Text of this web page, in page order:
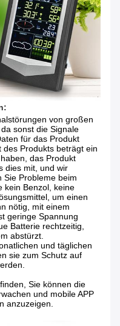
von großen
sonst die Signale
für das Produkt
Produkts beträgt ein
das Produkt
dies mit, und wir
Sie Probleme beim
kein Benzol, keine
um einen
nötig, mit einem
geringe Spannung
Batterie rechtzeitig,
abstürzt.
und täglichen
sie zum Schutz auf
Sie können die
und mobile APP
anzuzeigen.